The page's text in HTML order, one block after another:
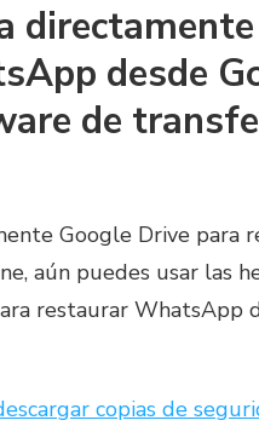
desde
de
Google Drive para
aún puedes usar las
restaurar WhatsApp
copias de